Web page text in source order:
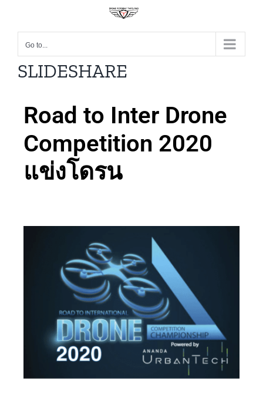
Go to...
SLIDESHARE
Road to Inter Drone
Competition 2020
แข่งโดรน